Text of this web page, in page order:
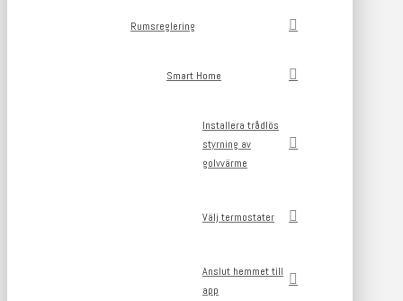
Rumsreglering
Smart Home
Installera trådlös
styrning av
golvvärme
Välj termostater
Anslut hemmet till
app